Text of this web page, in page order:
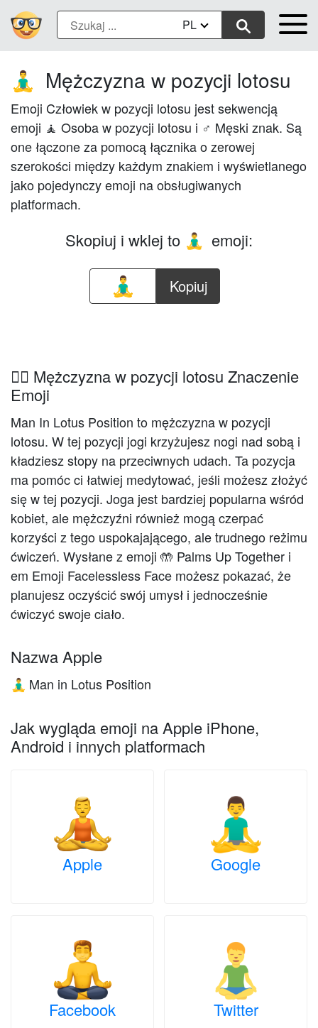
PL
🧘‍♂️ Mężczyzna w pozycji lotosu
Emoji Człowiek w pozycji lotosu jest sekwencją
emoji 🧘 Osoba w pozycji lotosu i ♂ Męski znak. Są
one łączone za pomocą łącznika o zerowej
szerokości między każdym znakiem i wyświetlanego
jako pojedynczy emoji na obsługiwanych
platformach.
Skopiuj i wklej to 🧘‍♂️ emoji:
Kopiuj
🧘‍♂️ Mężczyzna w pozycji lotosu Znaczenie
Emoji
Man In Lotus Position to mężczyzna w pozycji
lotosu. W tej pozycji jogi krzyżujesz nogi nad sobą i
kładziesz stopy na przeciwnych udach. Ta pozycja
ma pomóc ci łatwiej medytować, jeśli możesz złożyć
się w tej pozycji. Joga jest bardziej popularna wśród
kobiet, ale mężczyźni również mogą czerpać
korzyści z tego uspokajającego, ale trudnego reżimu
ćwiczeń. Wysłane z emoji 🤲 Palms Up Together i
em Emoji Facelessless Face możesz pokazać, że
planujesz oczyścić swój umysł i jednocześnie
ćwiczyć swoje ciało.
Nazwa Apple
🧘‍♂️ Man in Lotus Position
Jak wygląda emoji na Apple iPhone,
Android i innych platformach
Apple Google
Facebook Twitter